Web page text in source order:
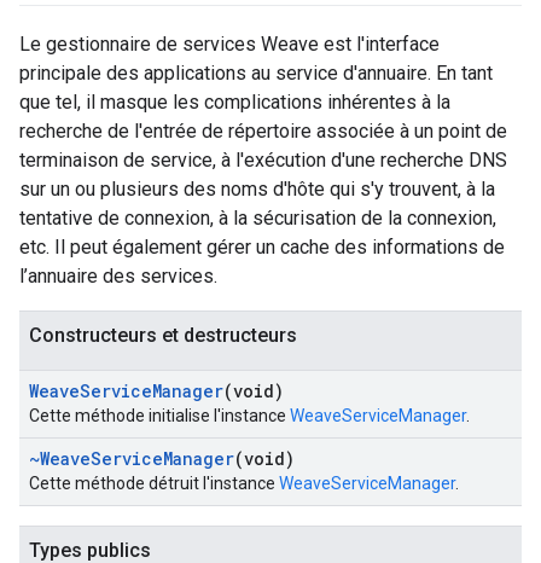
Le gestionnaire de services Weave est l'interface
principale des applications au service d'annuaire. En tant
que tel, il masque les complications inhérentes à la
recherche de l'entrée de répertoire associée à un point de
terminaison de service, à l'exécution d'une recherche DNS
sur un ou plusieurs des noms d'hôte qui s'y trouvent, à la
tentative de connexion, à la sécurisation de la connexion,
etc. Il peut également gérer un cache des informations de
l’annuaire des services.
Constructeurs et destructeurs
WeaveServiceManager(void)
Cette méthode initialise l'instance WeaveServiceManager.
~WeaveServiceManager(void)
Cette méthode détruit l'instance WeaveServiceManager.
Types publics